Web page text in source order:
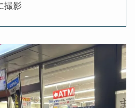
撮影